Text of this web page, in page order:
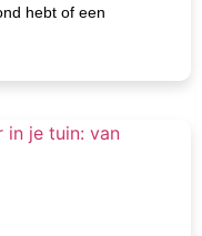
hebt of een